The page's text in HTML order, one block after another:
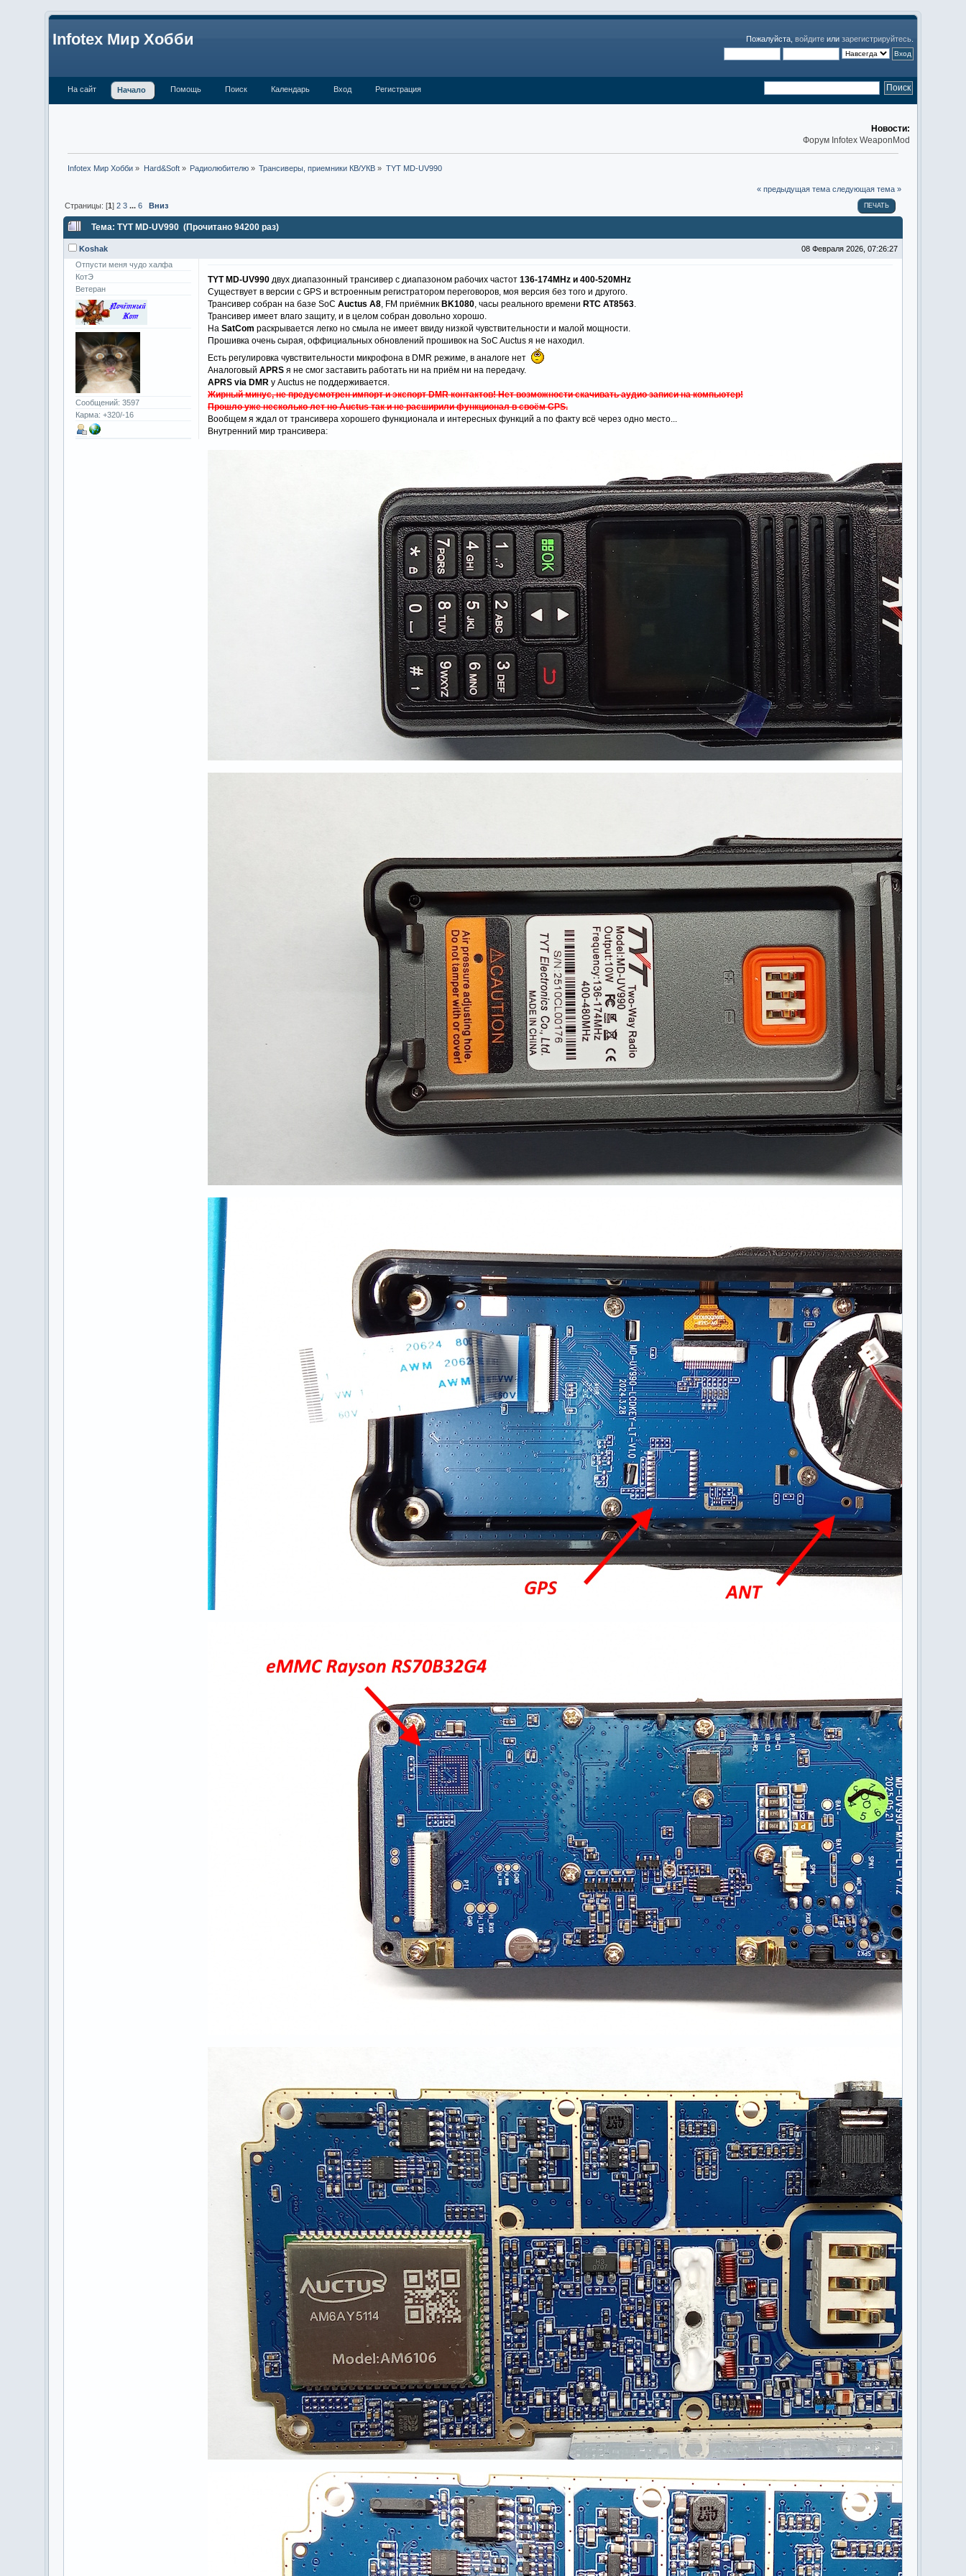
Infotex Мир Хобби Пожалуйста, войдитеили зарегистрируйтесь.
На сайт Начало Помощь Поиск Календарь Вход Регистрация
Новости:
Форум Infotex WeaponMod
Infotex Мир Хобби » Hard&Soft» Радиолюбителю » Трансиверы, приемники КВ/УКВ » TYT MD-UV990
« предыдущая тема следующая тема »
ПЕЧАТЬ
Страницы: [1]2 3 ...6 Вниз
Тема: TYT MD-UV990 (Прочитано 94200 раз)
Koshak
08 Февраля 2026, 07:26:27
Отпусти меня чудо халфа
КотЭ
Ветеран
Сообщений: 3597
Карма: +320/-16
TYT MD-UV990двух диапазонный трансивер с диапазоном рабочих частот 136-174MHz и 400-520MHz
Существует в версии с GPS и встроенным регистратором переговоров, моя версия без того и другого.
Трансивер собран на базе SoC Auctus A8, FM приёмник BK1080, часы реального времени RTC AT8563.
Трансивер имеет влаго защиту, и в целом собран довольно хорошо.
На SatCom раскрывается легко но смыла не имеет ввиду низкой чувствительности и малой мощности.
Прошивка очень сырая, оффициальных обновлений прошивок на SoC Auctus я не находил.
Есть регулировка чувствительности микрофона в DMR режиме, в аналоге нет
Аналоговый APRSя не смог заставить работать ни на приём ни на передачу.
APRS via DMR у Auctus не поддерживается.
Жирный минус, не предусмотрен импорт и экспорт DMR контактов! Нет возможности скачивать аудио записи на компьютер!
Прошло уже несколько лет но Auctus так и не расширили функционал в своём CPS.
Вообщем я ждал от трансивера хорошего функционала и интересных функций а по факту всё через одно место...
Внутренний мир трансивера: